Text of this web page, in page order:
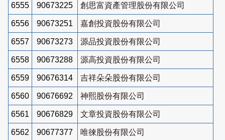
6555 90673225 創思富資產管理股份有限公司
6556 90673251 嘉創投資股份有限公司
6557 90673273 源品投資股份有限公司
6558 90673288 源高投資股份有限公司
6559 90676314 吉祥朵朵股份有限公司
6560 90676692 神熙股份有限公司
6561 90676829 文章投資股份有限公司
6562 90677377 唯徠股份有限公司